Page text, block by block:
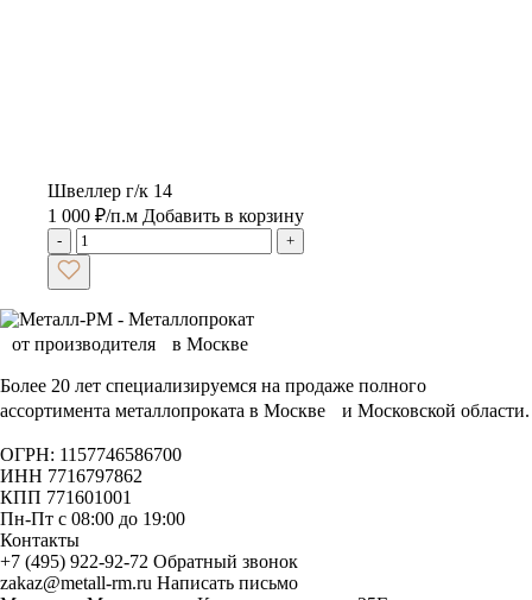
Швеллер г/к 14
1 000 ₽/п.м Добавить в корзину
- +
Более 20 лет специализируемся на продаже полного
ассортимента металлопроката в Москве и Московской области.
ОГРН: 1157746586700
ИНН 7716797862
КПП 771601001
Пн-Пт с 08:00 до 19:00
Контакты
+7 (495) 922-92-72 Обратный звонок
zakaz@metall-rm.ru Написать письмо